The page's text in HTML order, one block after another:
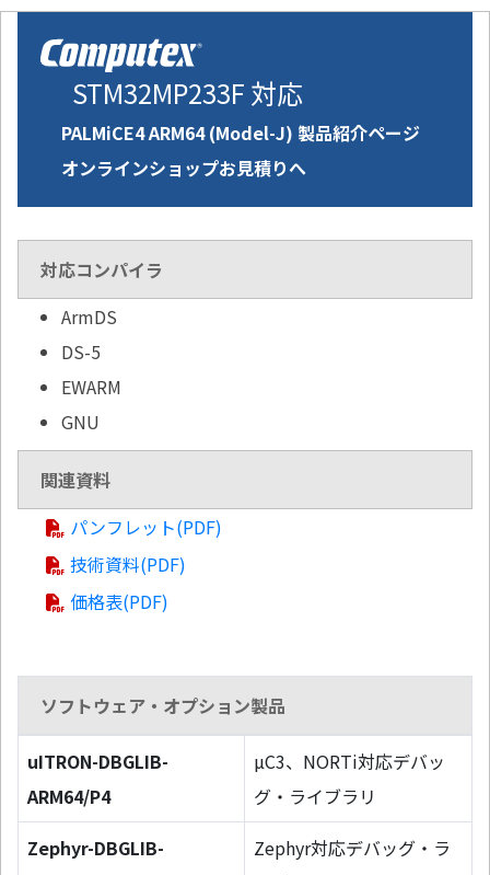
STM32MP233F 対応
PALMiCE4 ARM64 (Model-J) 製品紹介ページ
オンラインショップお見積りへ
対応コンパイラ
ArmDS
DS-5
EWARM
GNU
関連資料
パンフレット(PDF)
技術資料(PDF)
価格表(PDF)
ソフトウェア・オプション製品
uITRON-DBGLIB-
ARM64/P4
µC3、NORTi対応デバッ
グ・ライブラリ
Zephyr-DBGLIB-
Zephyr対応デバッグ・ラ